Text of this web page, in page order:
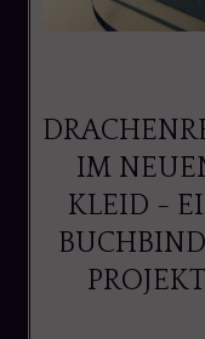
IM
KLEID -
PROJEKT